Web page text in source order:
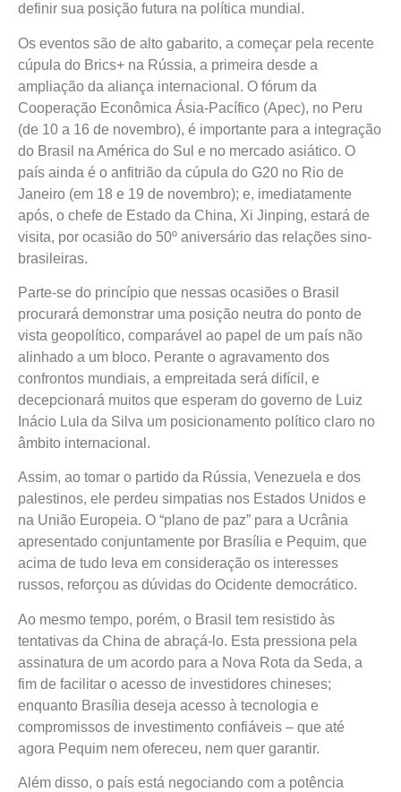
definir sua posição futura na política mundial.
Os eventos são de alto gabarito, a começar pela recente
cúpula do Brics+ na Rússia, a primeira desde a
ampliação da aliança internacional. O fórum da
Cooperação Econômica Ásia-Pacífico (Apec), no Peru
(de 10 a 16 de novembro), é importante para a integração
do Brasil na América do Sul e no mercado asiático. O
país ainda é o anfitrião da cúpula do G20 no Rio de
Janeiro (em 18 e 19 de novembro); e, imediatamente
após, o chefe de Estado da China, Xi Jinping, estará de
visita, por ocasião do 50º aniversário das relações sino-
brasileiras.
Parte-se do princípio que nessas ocasiões o Brasil
procurará demonstrar uma posição neutra do ponto de
vista geopolítico, comparável ao papel de um país não
alinhado a um bloco. Perante o agravamento dos
confrontos mundiais, a empreitada será difícil, e
decepcionará muitos que esperam do governo de Luiz
Inácio Lula da Silva um posicionamento político claro no
âmbito internacional.
Assim, ao tomar o partido da Rússia, Venezuela e dos
palestinos, ele perdeu simpatias nos Estados Unidos e
na União Europeia. O “plano de paz” para a Ucrânia
apresentado conjuntamente por Brasília e Pequim, que
acima de tudo leva em consideração os interesses
russos, reforçou as dúvidas do Ocidente democrático.
Ao mesmo tempo, porém, o Brasil tem resistido às
tentativas da China de abraçá-lo. Esta pressiona pela
assinatura de um acordo para a Nova Rota da Seda, a
fim de facilitar o acesso de investidores chineses;
enquanto Brasília deseja acesso à tecnologia e
compromissos de investimento confiáveis – que até
agora Pequim nem ofereceu, nem quer garantir.
Além disso, o país está negociando com a potência